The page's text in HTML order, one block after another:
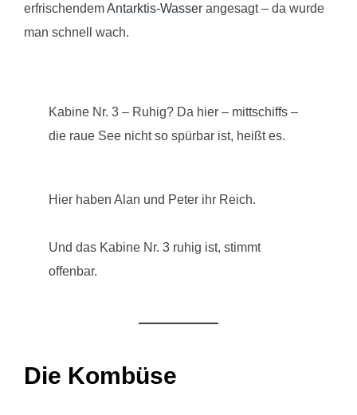
erfrischendemAntarktis-Wasser angesagt – da wurde
man schnell wach.
Kabine Nr. 3 – Ruhig? Da hier – mittschiffs –
die raue See nicht so spürbar ist, heißt es.
Hier haben Alan und Peter ihr Reich.
Und das Kabine Nr. 3 ruhig ist, stimmt
offenbar.
Die Kombüse